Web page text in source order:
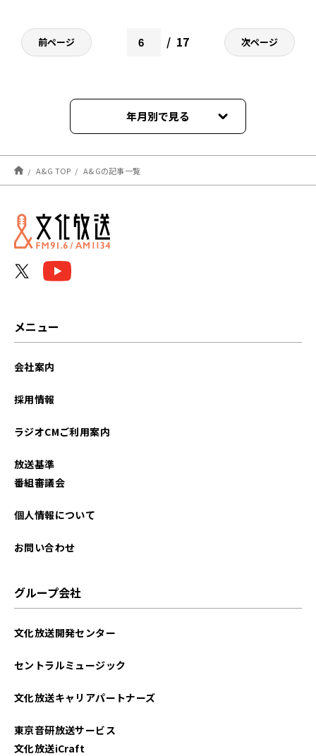
前ページ 17 次ページ
年月別で見る
2026年8月
2026年7月
2026年6月
2025年9月
2025年6月
A&G TOP A&Gの記事一覧
メニュー
会社案内
採用情報
ラジオCMご利用案内
放送基準
番組審議会
個人情報について
お問い合わせ
グループ会社
文化放送開発センター
セントラルミュージック
文化放送キャリアパートナーズ
東京音研放送サービス
文化放送iCraft